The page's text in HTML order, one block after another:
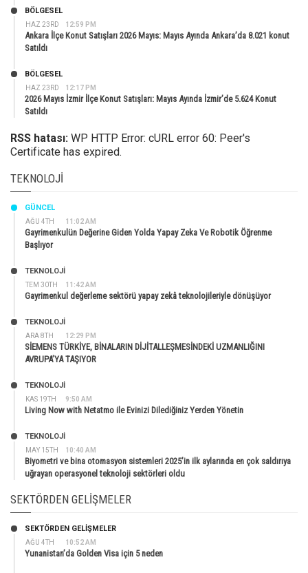
HAZ 23RD 12:59 PM
BÖLGESEL
Ankara İlçe Konut Satışları 2026 Mayıs: Mayıs Ayında Ankara’da 8.021 konut
Satıldı
HAZ 23RD 12:17 PM
BÖLGESEL
2026 Mayıs İzmir İlçe Konut Satışları: Mayıs Ayında İzmir’de 5.624 Konut
Satıldı
RSS hatası: WP HTTP Error: cURL error 60: Peer's
Certificate has expired.
TEKNOLOJI
AĞU 4TH 11:02 AM
GÜNCEL
Gayrimenkulün Değerine Giden Yolda Yapay Zeka Ve Robotik Öğrenme
Başlıyor
TEM 30TH 11:42 AM
TEKNOLOJİ
Gayrimenkul değerleme sektörü yapay zekâ teknolojileriyle dönüşüyor
ARA 8TH 12:29 PM
TEKNOLOJİ
SİEMENS TÜRKİYE, BİNALARIN DİJİTALLEŞMESİNDEKİ UZMANLIĞINI
AVRUPA’YA TAŞIYOR
KAS 19TH 9:50 AM
TEKNOLOJİ
Living Now with Netatmo ile Evinizi Dilediğiniz Yerden Yönetin
MAY 15TH 10:40 AM
TEKNOLOJİ
Biyometri ve bina otomasyon sistemleri 2025’in ilk aylarında en çok saldırıya
uğrayan operasyonel teknoloji sektörleri oldu
SEKTÖRDEN GELIŞMELER
AĞU 4TH 10:52 AM
SEKTÖRDEN GELIŞMELER
Yunanistan’da Golden Visa için 5 neden